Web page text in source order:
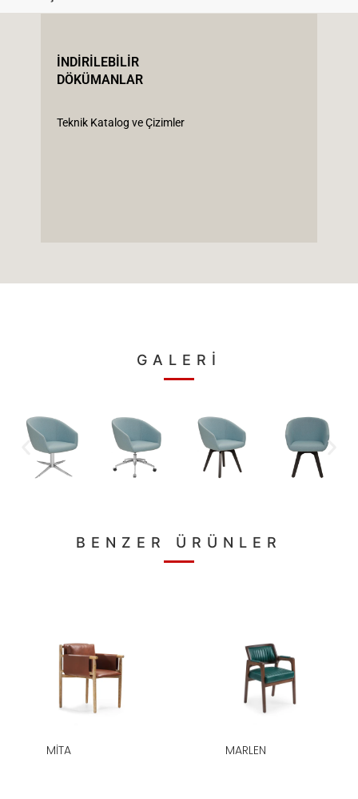
İNDİRİLEBİLİR
DÖKÜMANLAR
Teknik Katalog ve Çizimler
GALERİ
BENZER ÜRÜNLER
MITA MARLEN